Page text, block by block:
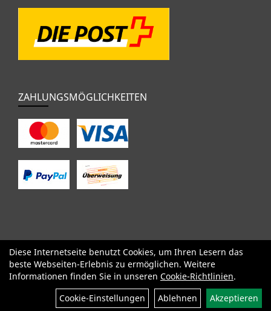
ZAHLUNGSMÖGLICHKEITEN
SALE Specialized Factor Cervélo BMC Orbea
Yeti
Pinarello
OPEN Kids / BMX Komponenten
Bekleidung
Zubehör
Sale
Diese Internetseite benutzt Cookies, um Ihren Lesern das
beste Webseiten-Erlebnis zu ermöglichen. Weitere
Informationen finden Sie in unseren Cookie-Richtlinien.
Cookie-Einstellungen
Ablehnen Akzeptieren